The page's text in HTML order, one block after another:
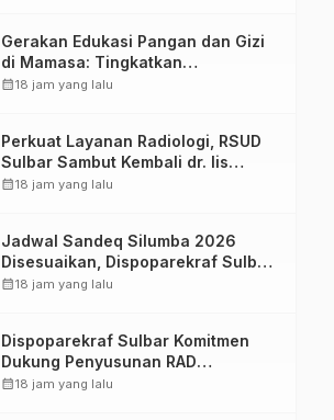
Gerakan Edukasi Pangan dan Gizi
di Mamasa: Tingkatkan
Pengetahuan dan Keterampilan
calendar_month18 jam yang lalu
Perkuat Layanan Radiologi, RSUD
Sulbar Sambut Kembali dr. Iis
Imelda, Sp.Rad
calendar_month18 jam yang lalu
Jadwal Sandeq Silumba 2026
Disesuaikan, Dispoparekraf Sulbar
Pastikan Persiapan Tetap
calendar_month18 jam yang lalu
Dispoparekraf Sulbar Komitmen
Dukung Penyusunan RAD
TPB/SDGs Sulawesi Barat
calendar_month18 jam yang lalu